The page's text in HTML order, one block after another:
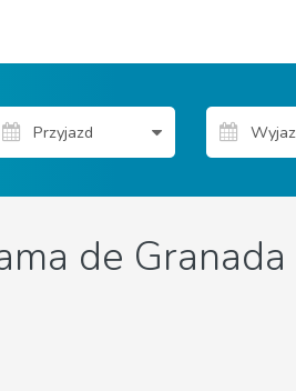
de Granada